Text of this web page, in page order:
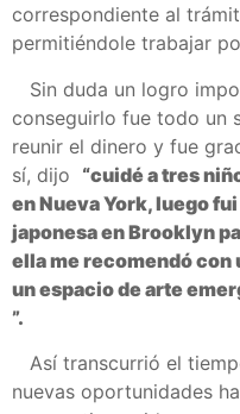
correspondiente al
permitiéndole trabajar
Sin duda un logro
conseguirlo fue todo un
reunir el dinero y fue
sí, dijo “cuidé a tres
en Nueva York, luego
japonesa en Brooklyn
ella me recomendó con
un espacio de arte
”.
Así transcurrió el
nuevas oportunidades